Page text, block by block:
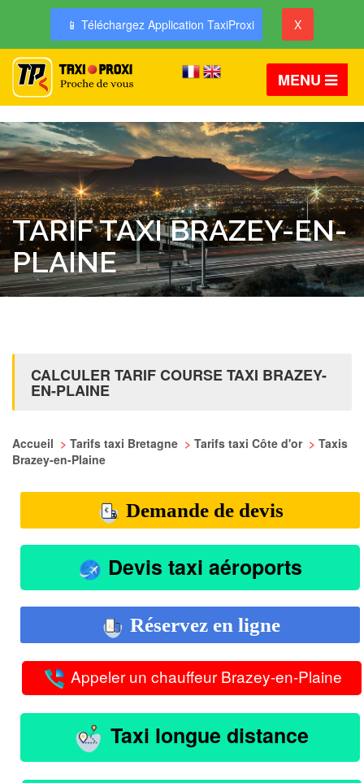
📱 Téléchargez Application TaxiProxi X
MENU
TARIF TAXI BRAZEY-EN-
PLAINE
CALCULER TARIF COURSE TAXI BRAZEY-
EN-PLAINE
Accueil > Tarifs taxi Bretagne > Tarifs taxi Côte d'or > Taxis
Brazey-en-Plaine
Demande de devis
Devis taxi aéroports
Réservez en ligne
Appeler un chauffeur Brazey-en-Plaine
Taxi longue distance